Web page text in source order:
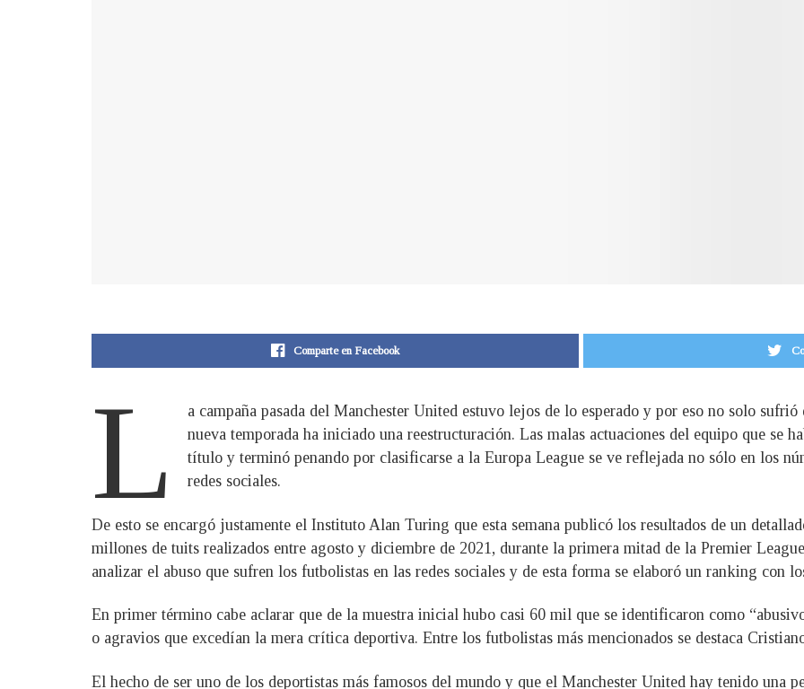
Comparte en Facebook
L
a campaña pasada del Manchester United estuvo lejos de lo esperado y por eso no solo
nueva temporada ha iniciado una reestructuración. Las malas actuaciones del equipo que se
título y terminó penando por clasificarse a la Europa League se ve reflejada no sólo en los
redes sociales.
De esto se encargó justamente el Instituto Alan Turing que esta semana publicó los resultados de un
millones de tuits realizados entre agosto y diciembre de 2021, durante la primera mitad de la Premier
analizar el abuso que sufren los futbolistas en las redes sociales y de esta forma se elaboró un ranking con
En primer término cabe aclarar que de la muestra inicial hubo casi 60 mil que se identificaron como
o agravios que excedían la mera crítica deportiva. Entre los futbolistas más mencionados se destaca
El hecho de ser uno de los deportistas más famosos del mundo y que el Manchester United hay tenido una